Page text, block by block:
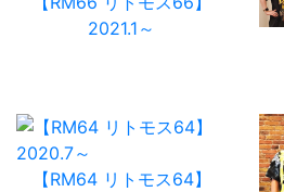
2021.1～
【RM64 リトモス64】